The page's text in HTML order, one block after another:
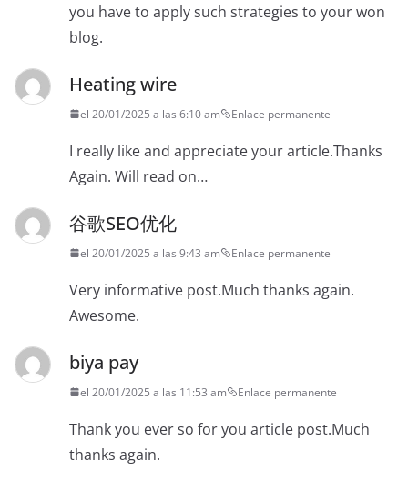
you have to apply such strategies to your won
blog.
Heating wire
el 20/01/2025 a las 6:10 am Enlace permanente
I really like and appreciate your article.Thanks
Again. Will read on…
谷歌SEO优化
el 20/01/2025 a las 9:43 am Enlace permanente
Very informative post.Much thanks again.
Awesome.
biya pay
el 20/01/2025 a las 11:53 am Enlace permanente
Thank you ever so for you article post.Much
thanks again.